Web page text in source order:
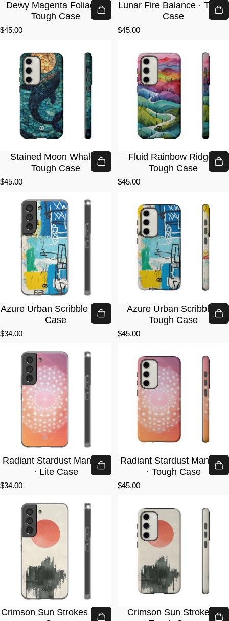
Dewy Magenta Foliage ·
Tough Case
$45.00
Lunar Fire Balance · Tough
Case
$45.00
Stained Moon Whale ·
Tough Case
$45.00
Fluid Rainbow Ridge ·
Tough Case
$45.00
Azure Urban Scribble · Lite
Case
$34.00
Azure Urban Scribble ·
Tough Case
$45.00
Radiant Stardust Mandala
· Lite Case
$34.00
Radiant Stardust Mandala
· Tough Case
$45.00
Crimson Sun Strokes · Lite
Crimson Sun Strokes ·